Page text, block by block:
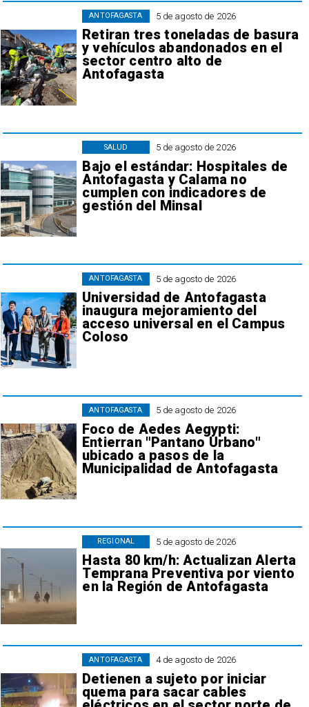
5 de agosto de 2026
Retiran tres toneladas de basura
y vehículos abandonados en el
sector centro alto de
Antofagasta
ANTOFAGASTA
5 de agosto de 2026
Bajo el estándar: Hospitales de
Antofagasta y Calama no
cumplen con indicadores de
gestión del Minsal
SALUD
5 de agosto de 2026
Universidad de Antofagasta
inaugura mejoramiento del
acceso universal en el Campus
Coloso
ANTOFAGASTA
5 de agosto de 2026
Foco de Aedes Aegypti:
Entierran "Pantano Urbano"
ubicado a pasos de la
Municipalidad de Antofagasta
ANTOFAGASTA
5 de agosto de 2026
Hasta 80 km/h: Actualizan Alerta
Temprana Preventiva por viento
en la Región de Antofagasta
REGIONAL
4 de agosto de 2026
Detienen a sujeto por iniciar
quema para sacar cables
ANTOFAGASTA